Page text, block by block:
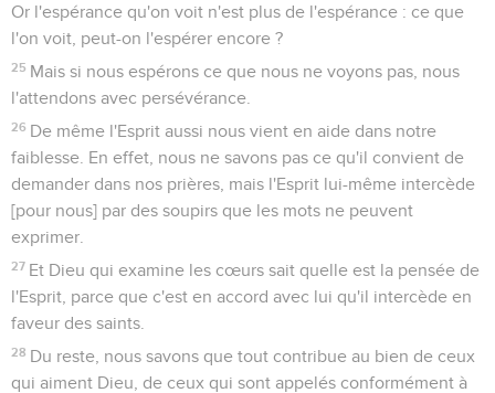
Or l'espérance qu'on voit n'est plus de l'espérance : ce que
l'on voit, peut-on l'espérer encore ?
25 Mais si nous espérons ce que nous ne voyons pas, nous
l'attendons avec persévérance.
26 De même l'Esprit aussi nous vient en aide dans notre
faiblesse. En effet, nous ne savons pas ce qu'il convient de
demander dans nos prières, mais l'Esprit lui-même intercède
[pour nous] par des soupirs que les mots ne peuvent
exprimer.
27 Et Dieu qui examine les cœurs sait quelle est la pensée de
l'Esprit, parce que c'est en accord avec lui qu'il intercède en
faveur des saints.
28 Du reste, nous savons que tout contribue au bien de ceux
qui aiment Dieu, de ceux qui sont appelés conformément à